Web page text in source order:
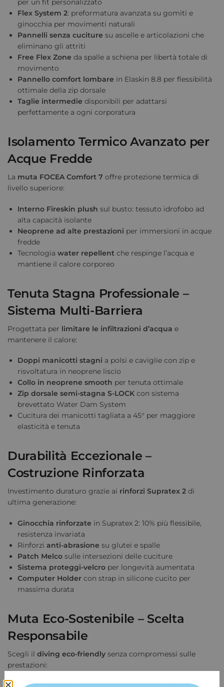
per un fit personalizzato
Flex System 2: preformatura avanzata su gomiti e
ginocchia per movimenti naturali
Pannelli senza cuciture su ascelle e articolazioni che
eliminano gli attriti
Free Flex Zone da spalle a schiena per libertà totale di
movimento
Pannello comfort lombare in Elaskin 8.8 per flessibilità
ottimale della zip dorsale
Taglie intermedie disponibili per adattarsi
perfettamente a ogni corporatura
Isolamento Termico Avanzato per
Acque Fredde
La muta FOCEA Comfort 7 offre protezione termica di
livello superiore:
Interno Fireskin plush sul busto: tessuto idrofobo ad
alta capacità isolante
Neoprene ad alte prestazioni per immersioni in acque
fredde
Tecnologia water repellent che respinge l’acqua e
mantiene il calore corporeo
Tenuta Stagna Professionale –
Sistema Multi-Barriera
Progettata per limitare le infiltrazioni d’acqua e
mantenere il calore:
Doppi manicotti stagni a polsi e caviglie con zip e
risvoltatura in neoprene liscio
Collo in neoprene smooth per tenuta ottimale
Zip dorsale semi-stagna S-LOCK con sistema
brevettato Water Dam System
Cucitura dei manicotti tagliata a 45° per maggiore
elasticità e tenuta
Durabilità Eccezionale –
Costruzione Rinforzata
Investimento duraturo grazie ai rinforzi Supratex 2 di
ultima generazione:
Ginocchia rinforzate in Supratex 2: 10% più flessibile,
resistenza invariata
Rinforzi anti-abrasione su glutei e spalle
Patch Melco sulle intersezioni delle cuciture
Sistema proteggi-velcro per longevità aumentata
Computer Holder con strap in silicone cucito per
massima durata
Muta Eco-Sostenibile – Scelta
Responsabile
Scegli il diving eco-friendly senza compromessi sulle
prestazioni: